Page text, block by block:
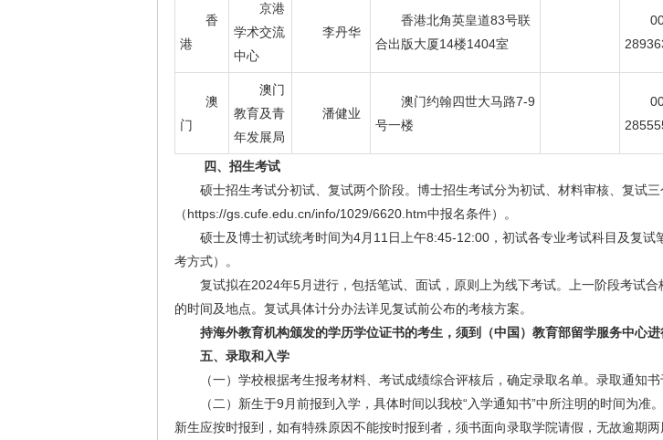
香
港
京港
学术交流
中心
李丹华
香港北角英皇道83号联
合出版大厦14楼1404室
澳
门
澳门
教育及青
年发展局
潘健业
澳门约翰四世大马路7-9
号一楼
四、招生考试
硕士招生考试分初试、复试两个阶段。博士招生考试分为初试、材料审核、复试
（https://gs.cufe.edu.cn/info/1029/6620.htm中报名条件）。
硕士及博士初试统考时间为4月11日上午8:45-12:00，初试各专业考试科目及复
考方式）。
复试拟在2024年5月进行，包括笔试、面试，原则上为线下考试。上一阶段考试
的时间及地点。复试具体计分办法详见复试前公布的考核方案。
持海外教育机构颁发的学历学位证书的考生，须到（中国）教育部留学服务中心
五、录取和入学
（一）学校根据考生报考材料、考试成绩综合评核后，确定录取名单。录取通知书
（二）新生于9月前报到入学，具体时间以我校“入学通知书”中所注明的时间为
新生应按时报到，如有特殊原因不能按时报到者，须书面向录取学院请假，无故逾期两